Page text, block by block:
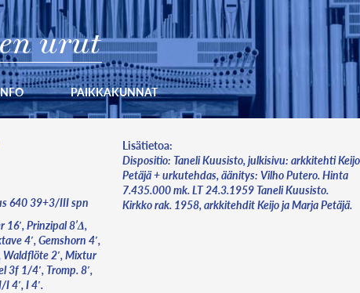
urut
PAIKKAKUNNAT
640 39+3/III spn
Prinzipal 8’Δ,
4′, Gemshorn 4′,
Waldflöte 2′, Mixtur
3f 1/4′, Tromp. 8′,
4′, I 4′.
Lisätietoa:
Dispositio: Taneli Kuusisto, julkisivu: arkkitehti Keijo
Petäjä + urkutehdas, äänitys: Vilho Putero. Hinta
7.435.000 mk. LT 24.3.1959 Taneli Kuusisto.
Kirkko rak. 1958, arkkitehdit Keijo ja Marja Petäjä.